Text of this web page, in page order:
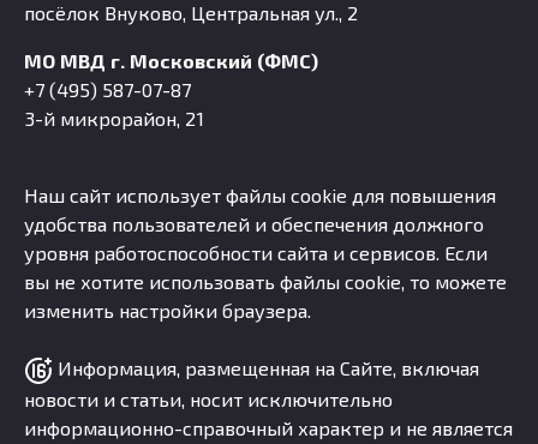
посёлок Внуково, Центральная ул., 2
МО МВД г. Московский (ФМС)
+7 (495) 587-07-87
3-й микрорайон, 21
Наш сайт использует файлы cookie для повышения
удобства пользователей и обеспечения должного
уровня работоспособности сайта и сервисов. Если
вы не хотите использовать файлы cookie, то можете
изменить настройки браузера.
Информация, размещенная на Сайте, включая
новости и статьи, носит исключительно
информационно-справочный характер и не является